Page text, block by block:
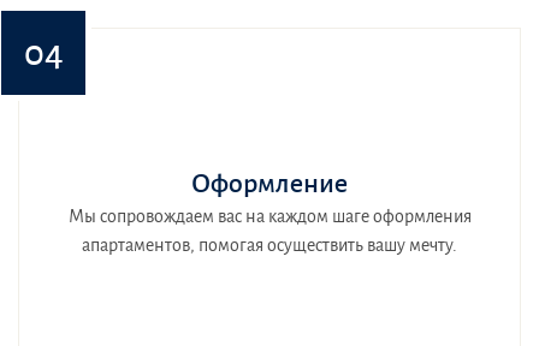
04
Оформление
Мы сопровождаем вас на каждом шаге оформления
апартаментов, помогая осуществить вашу мечту.